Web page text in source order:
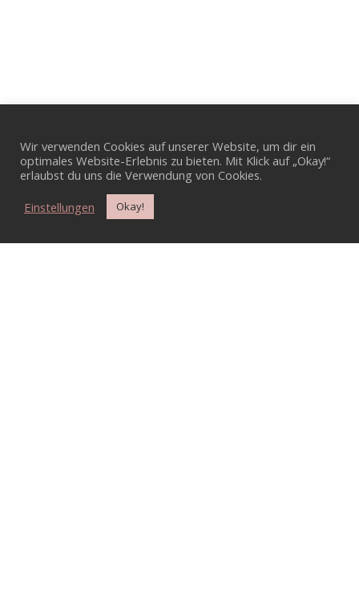
Wir verwenden Cookies auf unserer Website, um dir ein
optimales Website-Erlebnis zu bieten. Mit Klick auf „Okay!“
erlaubst du uns die Verwendung von Cookies.
Einstellungen
Okay!